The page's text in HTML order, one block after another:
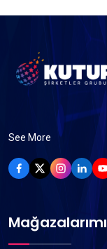
See More